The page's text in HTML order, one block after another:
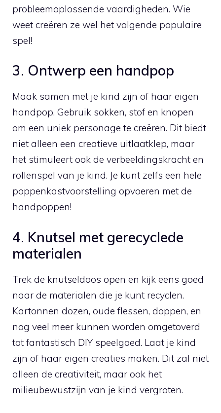
probleemoplossende vaardigheden. ⁢Wie
weet creëren ze wel ⁣het ⁢volgende populaire‍
spel!
3. Ontwerp‌ een handpop
Maak samen⁣ met je kind zijn of haar eigen
handpop. Gebruik sokken, stof en knopen
⁢om ⁤een ⁢uniek personage te⁤ creëren. ⁣Dit biedt
niet alleen een creatieve uitlaatklep, maar ​
het stimuleert ook de verbeeldingskracht⁣ en
rollenspel ‌van je kind. Je kunt zelfs een ‌hele
poppenkastvoorstelling opvoeren met de
handpoppen!
4. Knutsel met gerecyclede
⁢materialen
Trek de knutseldoos open⁤ en kijk eens goed
naar⁤ de materialen die je kunt recyclen.⁣
Kartonnen dozen, oude flessen,‍ doppen, en
⁢nog veel meer kunnen worden omgetoverd
tot fantastisch DIY speelgoed. Laat ⁣je kind
zijn of haar eigen creaties ⁣maken. Dit ⁣zal niet
alleen ​de creativiteit, maar ook het⁢
milieubewustzijn van je kind vergroten.